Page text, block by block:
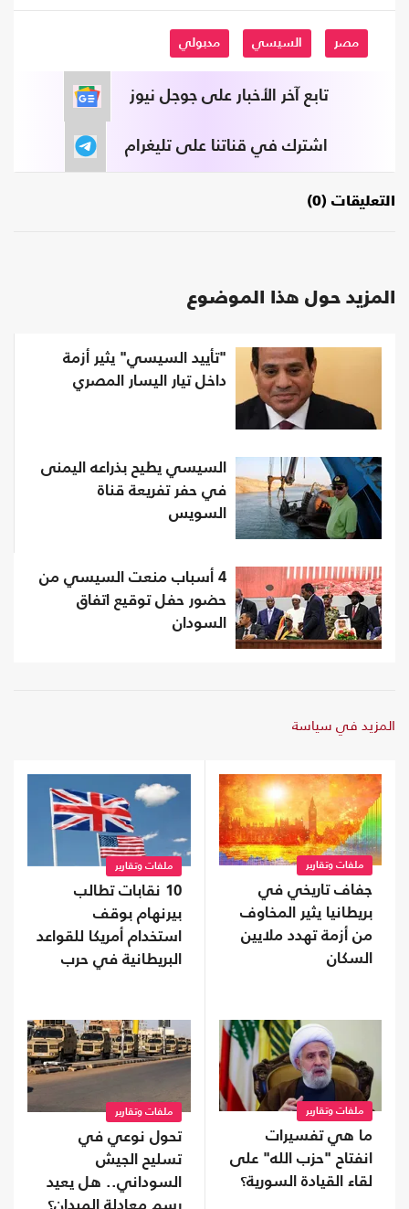
مصر السيسي مدبولي
تابع آخر الأخبار على جوجل نيوز
اشترك في قناتنا على تليغرام
التعليقات (0)
المزيد حول هذا الموضوع
"تأييد السيسي" يثير أزمة
داخل تيار اليسار المصري
السيسي يطيح بذراعه اليمنى
في حفر تفريعة قناة
السويس
4 أسباب منعت السيسي من
حضور حفل توقيع اتفاق
السودان
المزيد في سياسة
ملفات وتقارير
جفاف تاريخي في
بريطانيا يثير المخاوف
من أزمة تهدد ملايين
السكان
ملفات وتقارير
10 نقابات تطالب
بيرنهام بوقف
استخدام أمريكا للقواعد
البريطانية في حرب
ملفات وتقارير
ما هي تفسيرات
انفتاح "حزب الله" على
لقاء القيادة السورية؟
ملفات وتقارير
تحول نوعي في
تسليح الجيش
السوداني.. هل يعيد
رسم معادلة الميدان؟